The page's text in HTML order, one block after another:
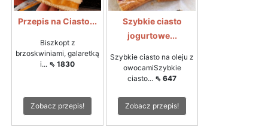
Przepis na Ciasto...
Biszkopt z
brzoskwiniami, galaretką
i... ⇖ 1830
Zobacz przepis!
Szybkie ciasto
jogurtowe...
Szybkie ciasto na oleju z
owocamiSzybkie
ciasto... ⇖ 647
Zobacz przepis!